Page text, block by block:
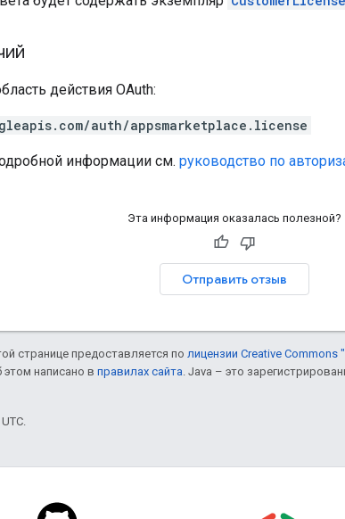
действия OAuth:
auth/appsmarketplace.license
информации см. руководство по
Эта информация оказалась полезной?
Отправить отзыв
странице предоставляется по лицензии Creative
этом написано в правилах сайта . Java – это